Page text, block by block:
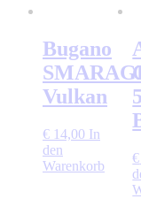
Bugano
Vulkan
€ 14,00 In
den
Warenkorb
€